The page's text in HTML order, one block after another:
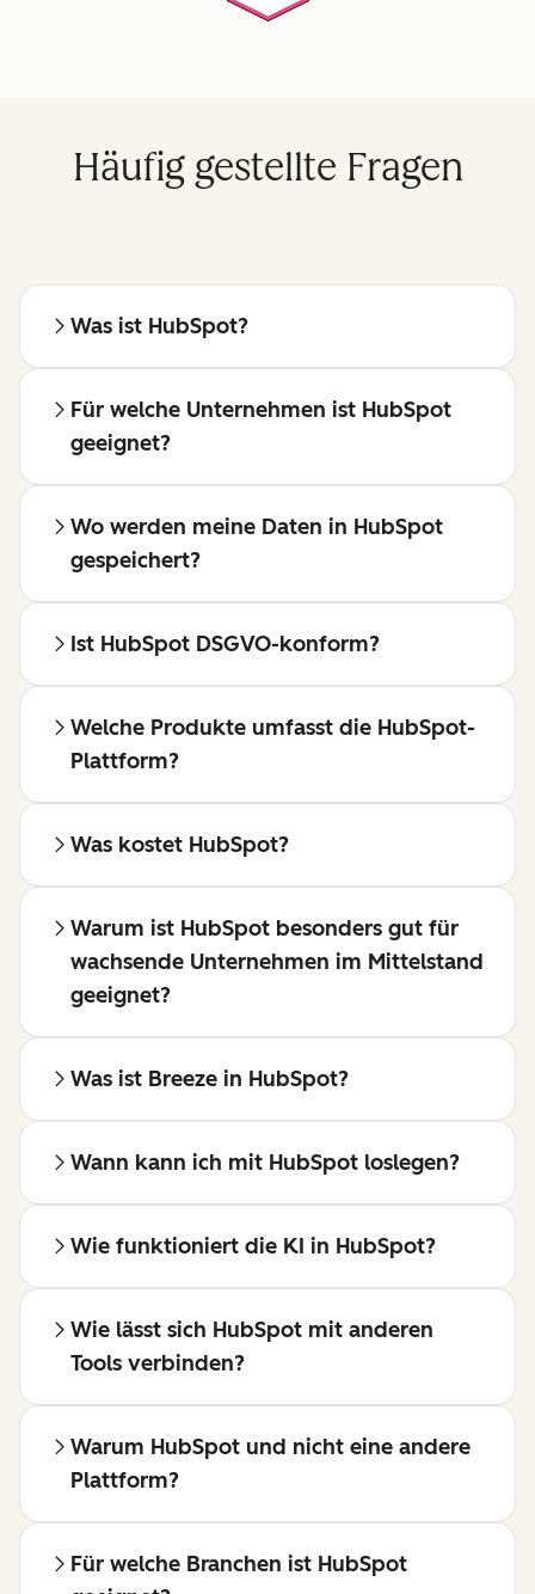
Häufig gestellte Fragen
Was ist HubSpot?
Für welche Unternehmen ist HubSpot
geeignet?
Wo werden meine Daten in HubSpot
gespeichert?
Ist HubSpot DSGVO-konform?
Welche Produkte umfasst die HubSpot-
Plattform?
Was kostet HubSpot?
Warum ist HubSpot besonders gut für
wachsende Unternehmen im Mittelstand
geeignet?
Was ist Breeze in HubSpot?
Wann kann ich mit HubSpot loslegen?
Wie funktioniert die KI in HubSpot?
Wie lässt sich HubSpot mit anderen
Tools verbinden?
Warum HubSpot und nicht eine andere
Plattform?
Für welche Branchen ist HubSpot